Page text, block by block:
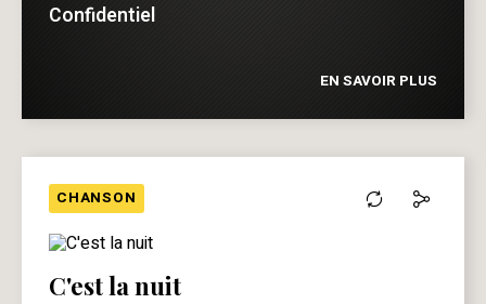
Confidentiel
EN SAVOIR PLUS
CHANSON
C'est la nuit